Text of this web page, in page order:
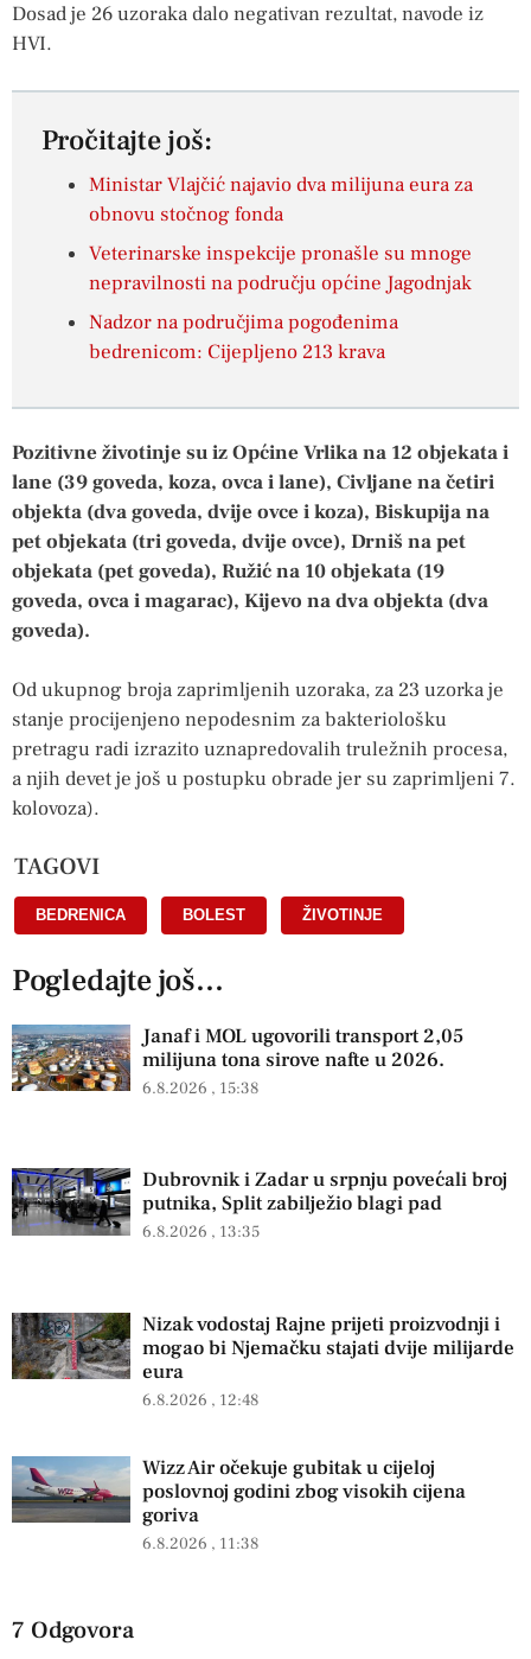
Dosad je 26 uzoraka dalo negativan rezultat, navode iz
HVI.
Pročitajte još:
Ministar Vlajčić najavio dva milijuna eura za
obnovu stočnog fonda
Veterinarske inspekcije pronašle su mnoge
nepravilnosti na području općine Jagodnjak
Nadzor na područjima pogođenima
bedrenicom: Cijepljeno 213 krava
Pozitivne životinje su iz Općine Vrlika na 12 objekata i
lane (39 goveda, koza, ovca i lane), Civljane na četiri
objekta (dva goveda, dvije ovce i koza), Biskupija na
pet objekata (tri goveda, dvije ovce), Drniš na pet
objekata (pet goveda), Ružić na 10 objekata (19
goveda, ovca i magarac), Kijevo na dva objekta (dva
goveda).
Od ukupnog broja zaprimljenih uzoraka, za 23 uzorka je
stanje procijenjeno nepodesnim za bakteriološku
pretragu radi izrazito uznapredovalih truležnih procesa,
a njih devet je još u postupku obrade jer su zaprimljeni 7.
kolovoza).
TAGOVI
BEDRENICA BOLEST ŽIVOTINJE
Pogledajte još...
Janaf i MOL ugovorili transport 2,05
milijuna tona sirove nafte u 2026.
6.8.2026 15:38
Dubrovnik i Zadar u srpnju povećali broj
putnika, Split zabilježio blagi pad
6.8.2026 13:35
Nizak vodostaj Rajne prijeti proizvodnji i
mogao bi Njemačku stajati dvije milijarde
eura
6.8.2026 12:48
Wizz Air očekuje gubitak u cijeloj
poslovnoj godini zbog visokih cijena
goriva
6.8.2026 11:38
7 Odgovora